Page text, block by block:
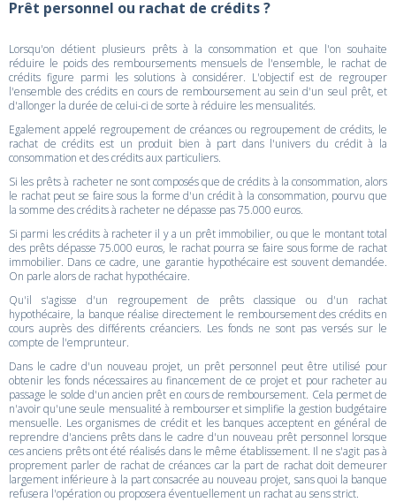
Prêt personnel ou rachat de crédits ?
Lorsqu'on détient plusieurs prêts à la consommation et que l'on souhaite
réduire le poids des remboursements mensuels de l'ensemble, le rachat de
crédits figure parmi les solutions à considérer. L'objectif est de regrouper
l'ensemble des crédits en cours de remboursement au sein d'un seul prêt, et
d'allonger la durée de celui-ci de sorte à réduire les mensualités.
Egalement appelé regroupement de créances ou regroupement de crédits, le
rachat de crédits est un produit bien à part dans l'univers du crédit à la
consommation et des crédits aux particuliers.
Si les prêts à racheter ne sont composés que de crédits à la consommation, alors
le rachat peut se faire sous la forme d'un crédit à la consommation, pourvu que
la somme des crédits à racheter ne dépasse pas 75.000 euros.
Si parmi les crédits à racheter il y a un prêt immobilier, ou que le montant total
des prêts dépasse 75.000 euros, le rachat pourra se faire sous forme de rachat
immobilier. Dans ce cadre, une garantie hypothécaire est souvent demandée.
On parle alors de rachat hypothécaire.
Qu'il s'agisse d'un regroupement de prêts classique ou d'un rachat
hypothécaire, la banque réalise directement le remboursement des crédits en
cours auprès des différents créanciers. Les fonds ne sont pas versés sur le
compte de l'emprunteur.
Dans le cadre d'un nouveau projet, un prêt personnel peut être utilisé pour
obtenir les fonds nécessaires au financement de ce projet et pour racheter au
passage le solde d'un ancien prêt en cours de remboursement. Cela permet de
n'avoir qu'une seule mensualité à rembourser et simplifie la gestion budgétaire
mensuelle. Les organismes de crédit et les banques acceptent en général de
reprendre d'anciens prêts dans le cadre d'un nouveau prêt personnel lorsque
ces anciens prêts ont été réalisés dans le même établissement. Il ne s'agit pas à
proprement parler de rachat de créances car la part de rachat doit demeurer
largement inférieure à la part consacrée au nouveau projet, sans quoi la banque
refusera l'opération ou proposera éventuellement un rachat au sens strict.